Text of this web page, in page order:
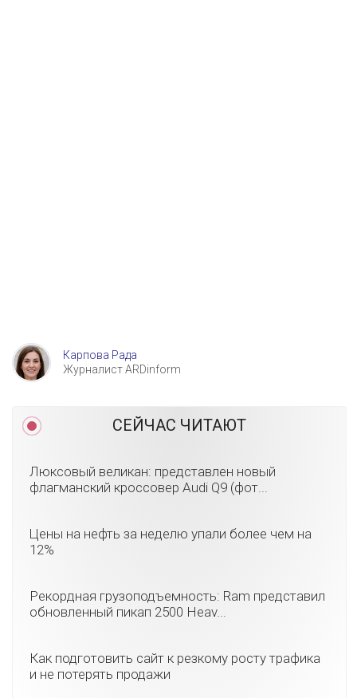
Карпова Рада
Журналист ARDinform
СЕЙЧАС ЧИТАЮТ
Люксовый великан: представлен новый
флагманский кроссовер Audi Q9 (фот...
Цены на нефть за неделю упали более чем на
12%
Рекордная грузоподъемность: Ram представил
обновленный пикап 2500 Heav...
Как подготовить сайт к резкому росту трафика
и не потерять продажи